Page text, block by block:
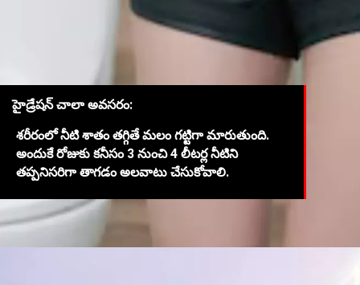
హైడ్రేషన్ చాలా అవసరం:
శరీరంలో నీటి శాతం తగ్గితే మలం గట్టిగా మారుతుంది.
అందుకే రోజుకు కనీసం 3 నుంచి 4 లీటర్ల నీటిని
తప్పనిసరిగా తాగడం అలవాటు చేసుకోవాలి.